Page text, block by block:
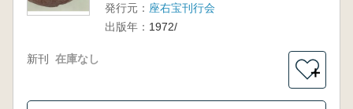
発行元： 座右宝刊行会
出版年： 1972/
新刊 在庫なし
＋